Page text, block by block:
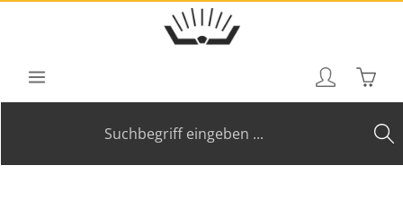
Zum Hauptinhalt springen